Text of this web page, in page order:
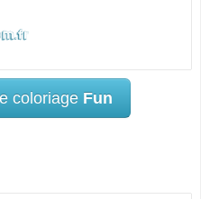
coloriage Fun